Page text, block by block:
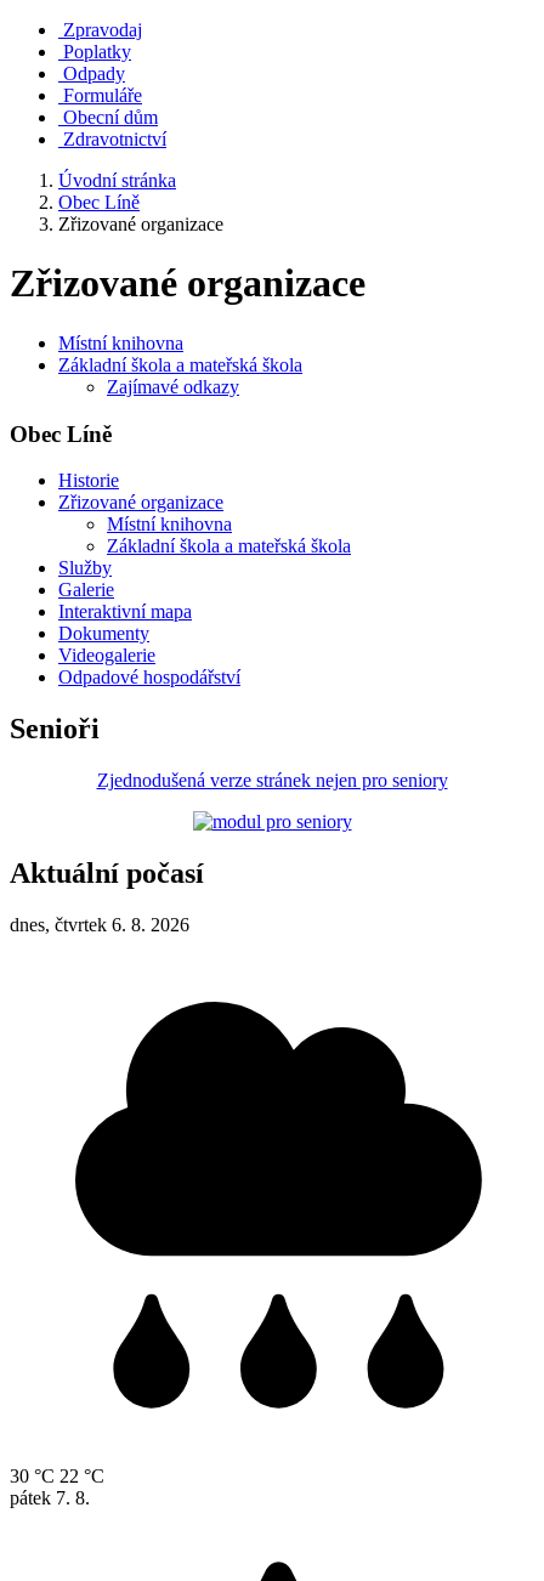
Zpravodaj
Poplatky
Odpady
Formuláře
Obecní dům
Zdravotnictví
Úvodní stránka
Obec Líně
Zřizované organizace
Zřizované organizace
Místní knihovna
Základní škola a mateřská škola
Zajímavé odkazy
Obec Líně
Historie
Zřizované organizace
Místní knihovna
Základní škola a mateřská škola
Služby
Galerie
Interaktivní mapa
Dokumenty
Videogalerie
Odpadové hospodářství
Senioři
Zjednodušená verze stránek nejen pro seniory
Aktuální počasí
dnes, čtvrtek 6. 8. 2026
30 °C 22 °C
pátek 7. 8.